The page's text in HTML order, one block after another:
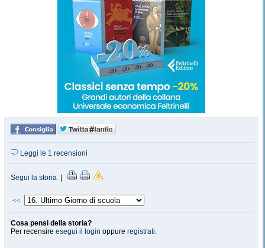
Leggi le 1 recensioni
Segui la storia
<<
Cosa pensi della storia?
Per recensire esegui il login oppure registrati.